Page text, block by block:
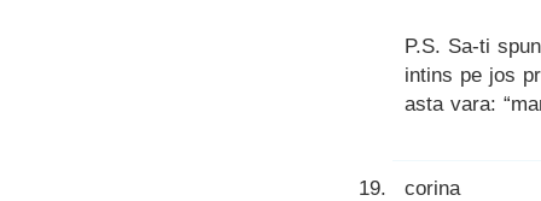
P.S. Sa-ti
intins pe jos
asta vara:
corina